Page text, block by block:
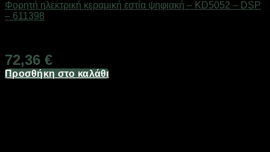
Φορητή ηλεκτρική κεραμική εστία ψηφιακή – KD5052 – DSP
– 611398
72,36 €
Προσθήκη στο καλάθι